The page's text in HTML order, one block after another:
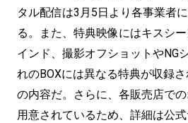
タル配信は3月5日より各事業者
る。また、特典映像にはキスシ
インド、撮影オフショットやNG
れのBOXには異なる特典が収録
の内容だ。さらに、各販売店で
用意されているため、詳細は公